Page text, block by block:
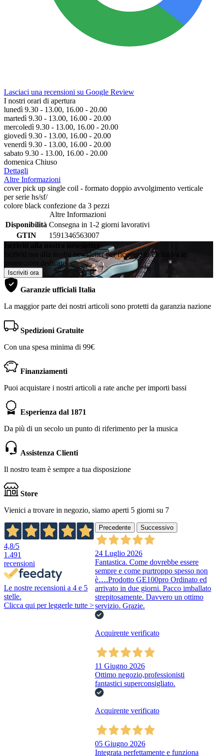
Lasciaci una recensioni su Google Review
I nostri orari di apertura
lunedì 9.30 - 13.00, 16.00 - 20.00
martedì 9.30 - 13.00, 16.00 - 20.00
mercoledì 9.30 - 13.00, 16.00 - 20.00
giovedì 9.30 - 13.00, 16.00 - 20.00
venerdì 9.30 - 13.00, 16.00 - 20.00
sabato 9.30 - 13.00, 16.00 - 20.00
domenica Chiuso
Dettagli
Altre Informazioni
cover pick up single coil - formato doppio avvolgimento verticale
per serie hs/sf/
colore black confezione da 3 pezzi
Altre Informazioni
Disponibilità Consegna in 1-2 giorni lavorativi
GTIN
1591346563007
Iscriviti alla nostra newsletter
Iscriviti ora alla nostra newsletter per ricevere in esclusiva le
promozioni dedicate
Iscriviti ora
Garanzie ufficiali Italia
La maggior parte dei nostri articoli sono protetti da garanzia nazione
Spedizioni Gratuite
Con una spesa minima di 99€
Finanziamenti
Puoi acquistare i nostri articoli a rate anche per importi bassi
Esperienza dal 1871
Da più di un secolo un punto di riferimento per la musica
Assistenza Clienti
Il nostro team è sempre a tua disposizione
Store
Vienici a trovare in negozio, siamo aperti 5 giorni su 7
4,8/5
1.491
recensioni
Le nostre recensioni a 4 e 5
stelle.
Clicca qui per leggerle tutte >
Precedente Successivo
24 Luglio 2026
Fantastica. Come dovrebbe essere
sempre e come purtroppo spesso non
è….Prodotto GE100pro Ordinato ed
arrivato in due giorni. Pacco imballato
strepitosamente. Davvero un ottimo
servizio. Grazie.
Acquirente verificato
11 Giugno 2026
Ottimo negozio,professionisti
fantastici superconsigliato.
Acquirente verificato
05 Giugno 2026
Integrata perfettamente e funziona